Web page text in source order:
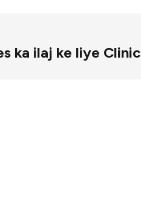
ka ilaj ke liye Clinic